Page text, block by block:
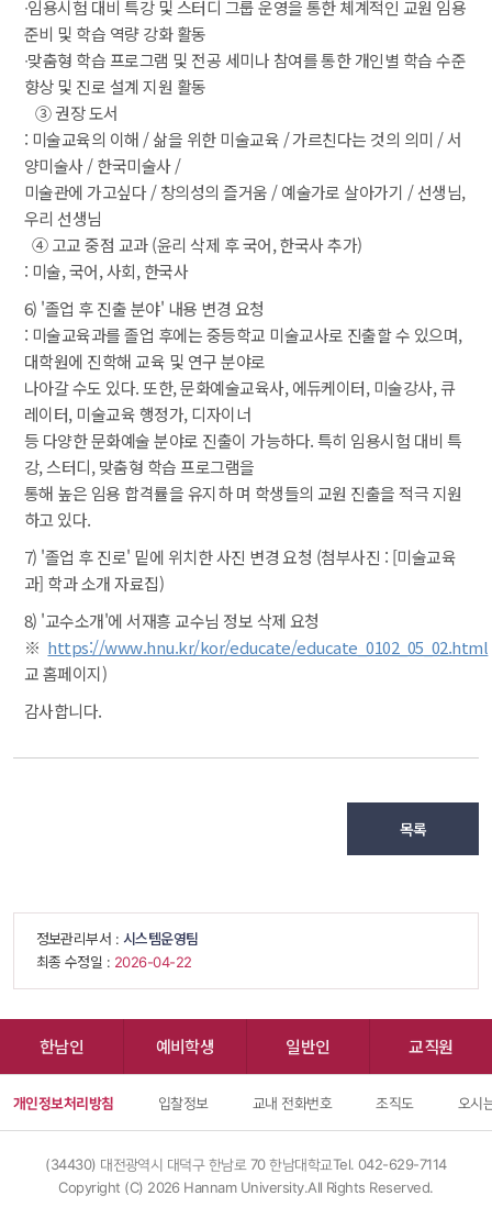
∙임용시험 대비 특강 및 스터디 그룹 운영을 통한 체계적인 교원 임용
준비 및 학습 역량 강화 활동
∙맞춤형 학습 프로그램 및 전공 세미나 참여를 통한 개인별 학습 수준
향상 및 진로 설계 지원 활동
③ 권장 도서
: 미술교육의 이해 / 삶을 위한 미술교육 / 가르친다는 것의 의미 / 서
양미술사 / 한국미술사 /
미술관에 가고싶다 / 창의성의 즐거움 / 예술가로 살아가기 / 선생님,
우리 선생님
④ 고교 중점 교과 (윤리 삭제 후 국어, 한국사 추가)
: 미술, 국어, 사회, 한국사
6) '졸업 후 진출 분야' 내용 변경 요청
: 미술교육과를 졸업 후에는 중등학교 미술교사로 진출할 수 있으며,
대학원에 진학해 교육 및 연구 분야로
나아갈 수도 있다. 또한, 문화예술교육사, 에듀케이터, 미술강사, 큐
레이터, 미술교육 행정가, 디자이너
등 다양한 문화예술 분야로 진출이 가능하다. 특히 임용시험 대비 특
강, 스터디, 맞춤형 학습 프로그램을
통해 높은 임용 합격률을 유지하 며 학생들의 교원 진출을 적극 지원
하고 있다.
7) '졸업 후 진로' 밑에 위치한 사진 변경 요청 (첨부사진 : [미술교육
과] 학과 소개 자료집)
8) '교수소개'에 서재흥 교수님 정보 삭제 요청
※ https://www.hnu.kr/kor/educate/educate_0102_05_02.html
교 홈페이지)
감사합니다.
목록
정보관리부서 : 시스템운영팀
최종 수정일 : 2026-04-22
한남인 예비학생 일반인 교직원
개인정보처리방침 입찰정보 교내 전화번호 조직도 오시
(34430) 대전광역시 대덕구 한남로 70 한남대학교Tel. 042-629-7114
Copyright (C) 2026 Hannam University.All Rights Reserved.